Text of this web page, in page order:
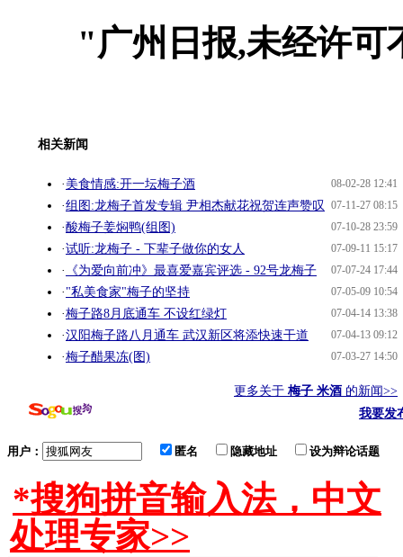
"广州日报,未经许可
相关新闻
08-02-28 12:41
·美食情感:开一坛梅子酒
07-11-27 08:15
·组图:龙梅子首发专辑 尹相杰献花祝贺连声赞叹
07-10-28 23:59
·酸梅子姜焖鸭(组图)
07-09-11 15:17
·试听:龙梅子 - 下辈子做你的女人
07-07-24 17:44
· 《为爱向前冲》最喜爱嘉宾评选 - 92号龙梅子
07-05-09 10:54
·"私美食家"梅子的坚持
07-04-14 13:38
·梅子路8月底通车 不设红绿灯
07-04-13 09:12
·汉阳梅子路八月通车 武汉新区将添快速干道
07-03-27 14:50
·梅子醋果冻(图)
更多关于 梅子 米酒 的新闻>>
我要发
用户： 匿名 隐藏地址 设为辩论话题
*搜狗拼音输入法，中文
处理专家>>